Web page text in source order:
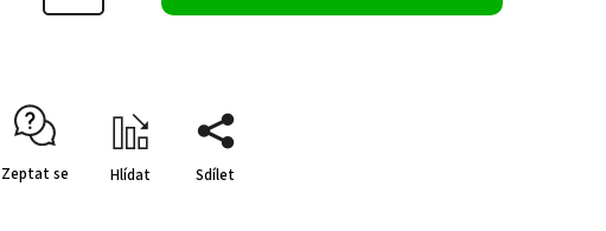
Zeptat se Hlídat Sdílet